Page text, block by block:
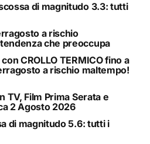
di magnitudo 3.3: tutti
a rischio
che preoccupa
CROLLO TERMICO fino a
a rischio maltempo!
TV, Film Prima Serata e
2 Agosto 2026
di magnitudo 5.6: tutti i